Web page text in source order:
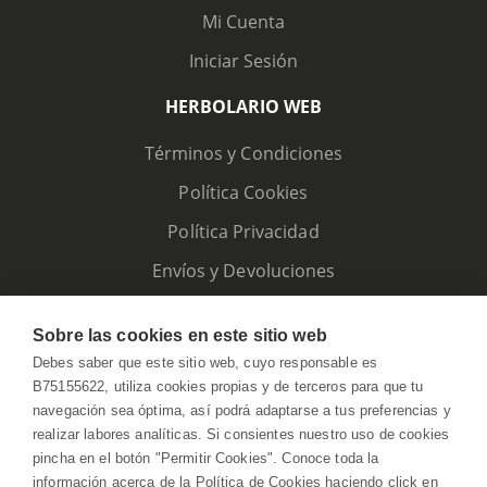
Mi Cuenta
Iniciar Sesión
HERBOLARIO WEB
Términos y Condiciones
Política Cookies
Política Privacidad
Envíos y Devoluciones
Sobre las cookies en este sitio web
Debes saber que este sitio web, cuyo responsable es
B75155622, utiliza cookies propias y de terceros para que tu
navegación sea óptima, así podrá adaptarse a tus preferencias y
realizar labores analíticas. Si consientes nuestro uso de cookies
pincha en el botón "Permitir Cookies". Conoce toda la
información acerca de la Política de Cookies haciendo click en